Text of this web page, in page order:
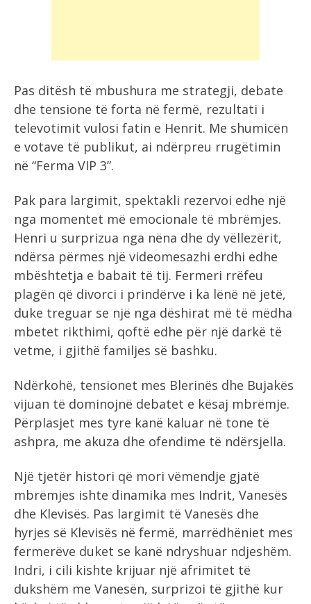
Pas ditësh të mbushura me strategji, debate
dhe tensione të forta në fermë, rezultati i
televotimit vulosi fatin e Henrit. Me shumicën
e votave të publikut, ai ndërpreu rrugëtimin
në “Ferma VIP 3”.
Pak para largimit, spektakli rezervoi edhe një
nga momentet më emocionale të mbrëmjes.
Henri u surprizua nga nëna dhe dy vëllezërit,
ndërsa përmes një videomesazhi erdhi edhe
mbështetja e babait të tij. Fermeri rrëfeu
plagën që divorci i prindërve i ka lënë në jetë,
duke treguar se një nga dëshirat më të mëdha
mbetet rikthimi, qoftë edhe për një darkë të
vetme, i gjithë familjes së bashku.
Ndërkohë, tensionet mes Blerinës dhe Bujakës
vijuan të dominojnë debatet e kësaj mbrëmje.
Përplasjet mes tyre kanë kaluar në tone të
ashpra, me akuza dhe ofendime të ndërsjella.
Një tjetër histori që mori vëmendje gjatë
mbrëmjes ishte dinamika mes Indrit, Vanesës
dhe Klevisës. Pas largimit të Vanesës dhe
hyrjes së Klevisës në fermë, marrëdhëniet mes
fermerëve duket se kanë ndryshuar ndjeshëm.
Indri, i cili kishte krijuar një afrimitet të
dukshëm me Vanesën, surprizoi të gjithë kur